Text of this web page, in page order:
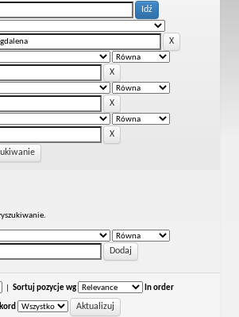
Sortuj pozycje wg In order